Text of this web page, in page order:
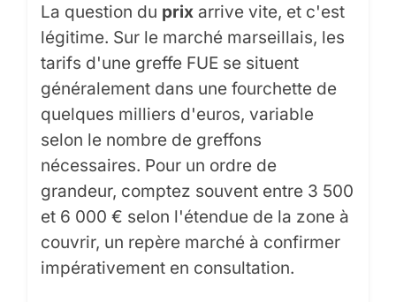
La question du prix arrive vite, et c'est
légitime. Sur le marché marseillais, les
tarifs d'une greffe FUE se situent
généralement dans une fourchette de
quelques milliers d'euros, variable
selon le nombre de greffons
nécessaires. Pour un ordre de
grandeur, comptez souvent entre 3 500
et 6 000 € selon l'étendue de la zone à
couvrir, un repère marché à confirmer
impérativement en consultation.